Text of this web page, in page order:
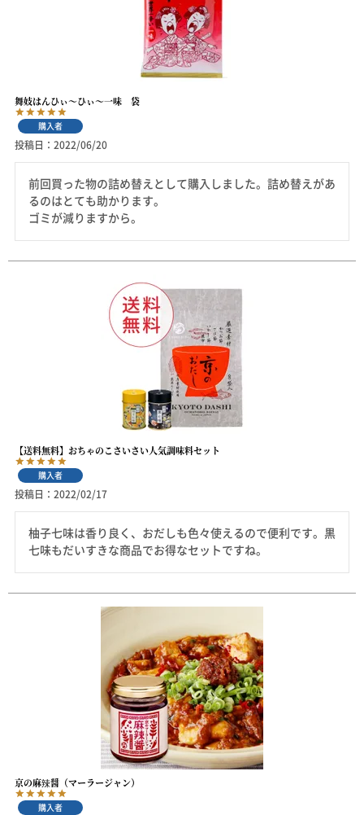
舞妓はんひぃ～ひぃ～一味 袋
購入者
投稿日 2022/06/20
前回買った物の詰め替えとして購入しました。詰め替えがあ
るのはとても助かります。
ゴミが減りますから。
【送料無料】おちゃのこさいさい人気調味料セット
購入者
投稿日 2022/02/17
柚子七味は香り良く、おだしも色々使えるので便利です。黒
七味もだいすきな商品でお得なセットですね。
京の麻辣醤（マーラージャン）
購入者